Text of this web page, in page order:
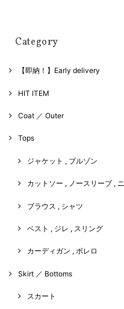
Category
【即納！】Early delivery
HIT ITEM
Coat ／ Outer
Tops
ジャケット , ブルゾン
カットソー , ノースリーブ ,
ブラウス , シャツ
ベスト , ジレ , スリング
カーディガン , ボレロ
Skirt ／ Bottoms
スカート